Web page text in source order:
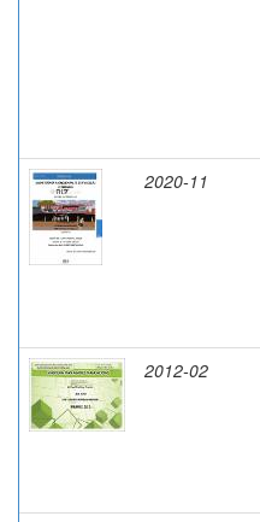
2020-11
2012-02